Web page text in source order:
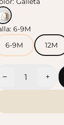
6-9M
6-9M
12M
− +
Nico MC
$140.000